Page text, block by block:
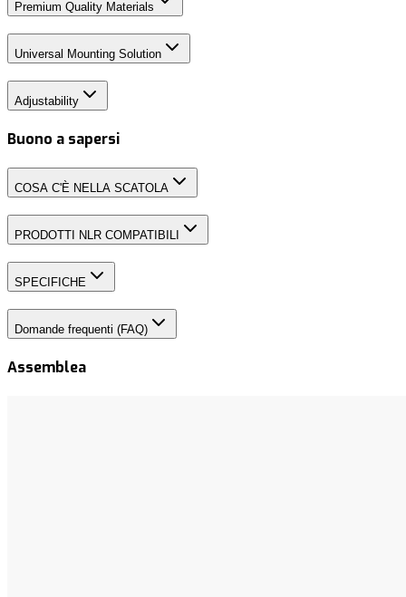
Premium Quality Materials
Universal Mounting Solution
Adjustability
Buono a sapersi
COSA C'È NELLA SCATOLA
PRODOTTI NLR COMPATIBILI
SPECIFICHE
Domande frequenti (FAQ)
Assemblea